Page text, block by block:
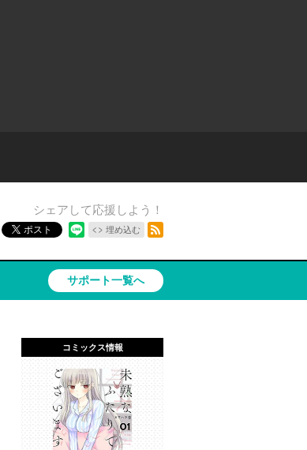
シェアして応援しよう！
ポスト 埋め込む
サポート一覧へ
コミックス情報